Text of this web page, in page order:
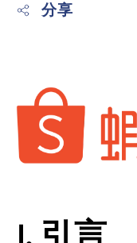
分享
I. 引言